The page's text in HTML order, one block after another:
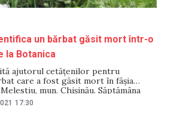
un bărbat găsit mort într-o
la Botanica
ajutorul cetățenilor pentru
care a fost găsit mort în fâşia
mun. Chişinău. Săptămâna
cereau ajutorul cetățenilor pentru a
17:30